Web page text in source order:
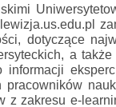
dotyczące
a
informacji
z zakresu e-